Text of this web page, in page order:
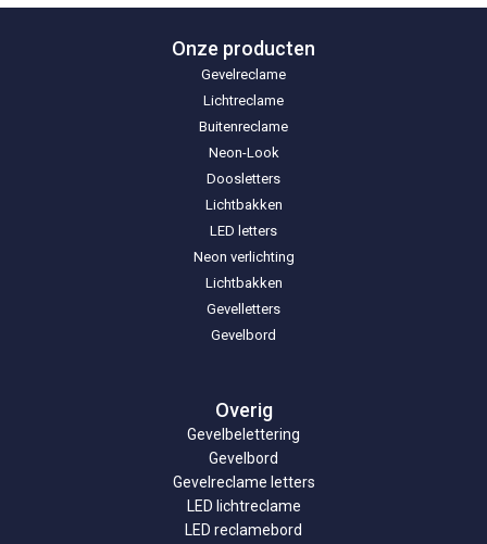
Onze producten
Gevelreclame
Lichtreclame
Buitenreclame
Neon-Look
Doosletters
Lichtbakken
LED letters
Neon verlichting
Lichtbakken
Gevelletters
Gevelbord
Overig
Gevelbelettering
Gevelbord
Gevelreclame letters
LED lichtreclame
LED reclamebord